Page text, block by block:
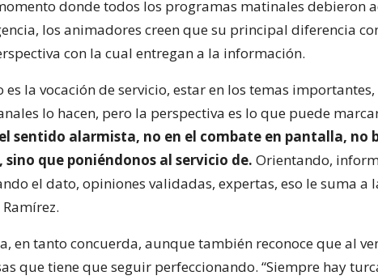
donde todos los programas matinales debieron
los animadores creen que su principal diferencia
con la cual entregan a la información.
es la vocación de servicio, estar en los temas
lo hacen, pero la perspectiva es lo que puede
sentido alarmista, no en el combate en pantalla, no
sino que poniéndonos al servicio de. Orientando,
el dato, opiniones validadas, expertas, eso le suma a
en tanto concuerda, aunque también reconoce que al
que tiene que seguir perfeccionando. “Siempre hay